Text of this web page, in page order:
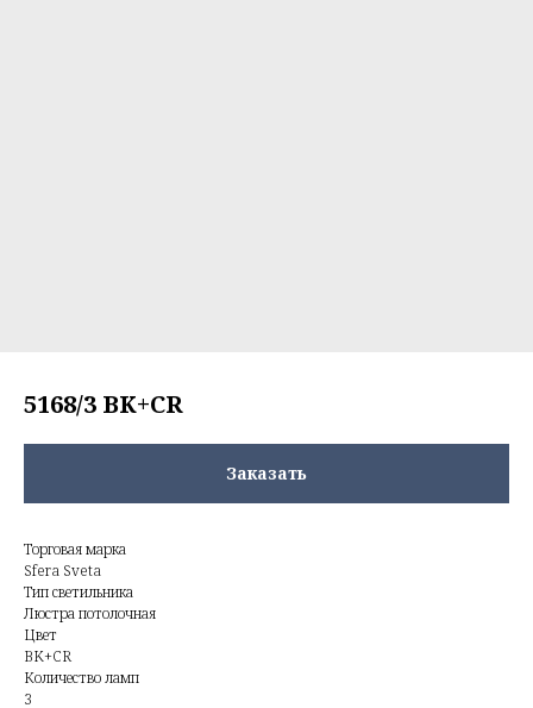
5168/3 BK+CR
Заказать
Торговая марка
Sfera Sveta
Тип светильника
Люстра потолочная
Цвет
BK+CR
Количество ламп
3